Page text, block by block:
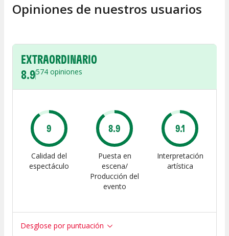
Opiniones de nuestros usuarios
EXTRAORDINARIO
8.9574 opiniones
9
Calidad del
espectáculo
8.9
Puesta en
escena/
Producción del
evento
9.1
Interpretación
artística
Desglose por puntuación